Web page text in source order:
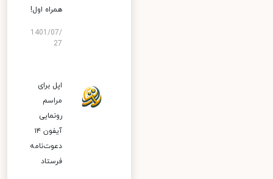
همراه اول!
1401/07/
27
اپل برای
مراسم
رونمایی
آیفون ۱۴
دعوت‌نامه
فرستاد